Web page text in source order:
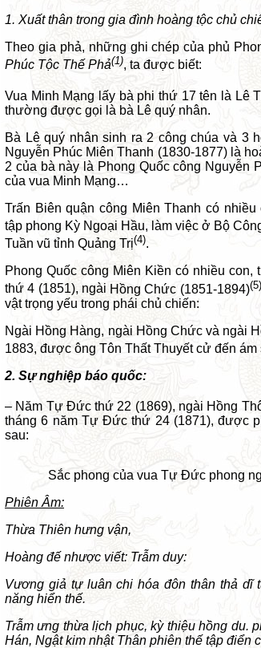
1. Xuất thân trong gia đình hoàng tộc chủ
Theo gia phả, những ghi chép của phủ
Phúc Tộc Thế Phả(1), ta được biết:
Vua Minh Mạng lấy bà phi thứ 17 tên là Lê
thường được gọi là bà Lê quý nhân.
Bà Lê quý nhân sinh ra 2 công chúa và 3
Nguyễn Phúc Miên Thanh (1830-1877) là
2 của bà này là Phong Quốc công Nguyễn
của vua Minh Mạng…
Trấn Biên quận công Miên Thanh có nhiều
tập phong Kỳ Ngoại Hầu, làm việc ở Bộ
Tuần vũ tỉnh Quảng Trị(4).
Phong Quốc công Miên Kiền có nhiều con,
thứ 4 (1851), ngài Hồng Chức (1851-1894)(5)
vật trọng yếu trong phái chủ chiến:
Ngài Hồng Hàng, ngài Hồng Chức và ngài
1883, được ông Tôn Thất Thuyết cử đến ám
2. Sự nghiệp báo quốc:
– Năm Tự Đức thứ 22 (1869), ngài Hồng
tháng 6 năm Tự Đức thứ 24 (1871), được
sau:
Sắc phong của vua Tự Đức phong
Phiên Âm:
Thừa Thiên hưng vận,
Hoàng đế nhược viết: Trẫm duy:
Vương giả tự luân chi hóa đôn thân thả dĩ
năng hiển thế.
Trẫm ưng thừa lịch phục, kỳ thiệu hồng du.
Hán, Ngật kim nhật Thân phiên thế tập điển